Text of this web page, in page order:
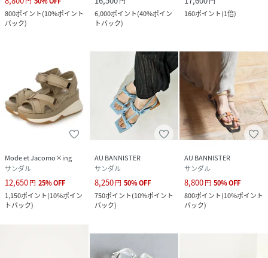
800ポイント(10%ポイント
バック)
6,000ポイント(40%ポイン
トバック)
160ポイント(1倍)
Mode et Jacomo×ing
サンダル
12,650円 25%OFF
1,150ポイント(10%ポイン
トバック)
AU BANNISTER
サンダル
8,250円 50%OFF
750ポイント(10%ポイント
バック)
AU BANNISTER
サンダル
8,800円 50%OFF
800ポイント(10%ポイント
バック)